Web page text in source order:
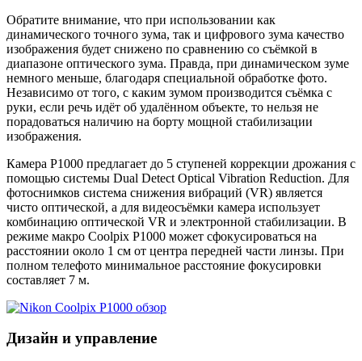
Обратите внимание, что при использовании как
динамического точного зума, так и цифрового зума качество
изображения будет снижено по сравнению со съёмкой в
диапазоне оптического зума. Правда, при динамическом зуме
немного меньше, благодаря специальной обработке фото.
Независимо от того, с каким зумом производится съёмка с
руки, если речь идёт об удалённом объекте, то нельзя не
порадоваться наличию на борту мощной стабилизации
изображения.
Камера P1000 предлагает до 5 ступеней коррекции дрожания с
помощью системы Dual Detect Optical Vibration Reduction. Для
фотоснимков система снижения вибраций (VR) является
чисто оптической, а для видеосъёмки камера использует
комбинацию оптической VR и электронной стабилизации. В
режиме макро Coolpix P1000 может сфокусироваться на
расстоянии около 1 см от центра передней части линзы. При
полном телефото минимальное расстояние фокусировки
составляет 7 м.
Дизайн и управление